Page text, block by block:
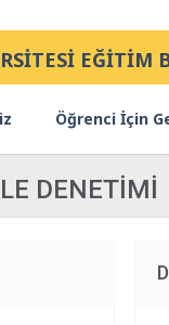
EĞİTİM
Öğrenci İçin
DENETİMİ